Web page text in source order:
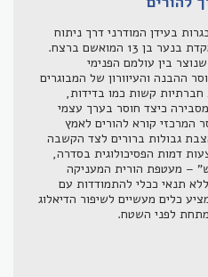
בעידן המודרני דרך ניתוח
המיני-סדרה "התבגרות", המתמקדת בנער בן 13 המואשם ברצח.
בין עולמם הפנימי
ההבנה והעיוורון של המבוגרים
קשות כמו בדידות,
כיצד חוסר בערך עצמי
המרכזי קורא להורים לאמץ
גבולות ברורים לצד הקשבה
דמות הפסיכולוגית בסדרה,
– מעטפת הורית המעניקה
תנאי ככלי להתמודדות עם
כלים מעשיים לשיפור הדיאלוג
מתחת לפני השטח.